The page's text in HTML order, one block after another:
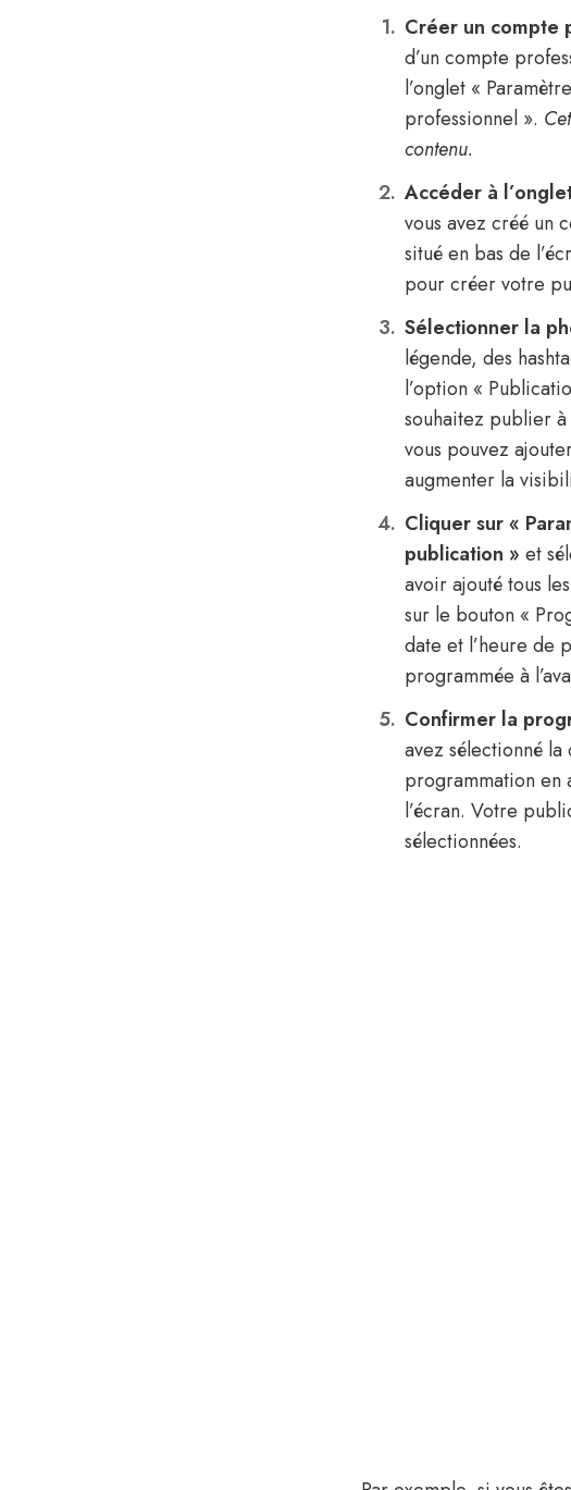
Créer un compte
d’un compte
l’onglet «
professionnel ».
contenu.
Accéder à
vous avez créé un
situé en bas de
pour créer votre
Sélectionner la
légende, des
l’option «
souhaitez publier
vous pouvez
augmenter la
Cliquer sur «
publication » et
avoir ajouté tous
sur le bouton «
date et l’heure de
programmée à
Confirmer la
avez sélectionné
programmation en
l’écran. Votre
sélectionnées.